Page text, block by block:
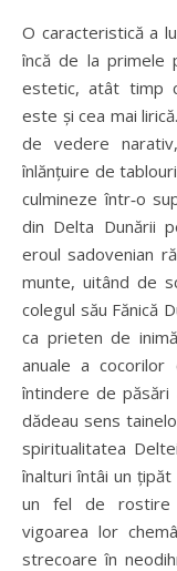
O caracteristică a
încă de la primele
estetic, atât timp
este și cea mai
de vedere
înlănțuire de
culmineze într‑o
din Delta Dunării
eroul sadovenian
munte, uitând de
colegul său Fănică
ca prieten de
anuale a
întindere de păsări
dădeau sens
spiritualitatea
înalturi întâi un
un fel de rostire
vigoarea lor
strecoare în